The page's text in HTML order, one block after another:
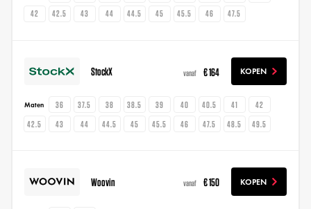
42
42.5 43 44 44.5 45 45.5 46 47.5
StockX vanaf € 164 KOPEN
Maten 36 37.5 38 38.5 39 40 40.5 41
42
42.5
43 44 44.5 45 45.5 46 47.5 48.5 49.5
Woovin vanaf € 150 KOPEN